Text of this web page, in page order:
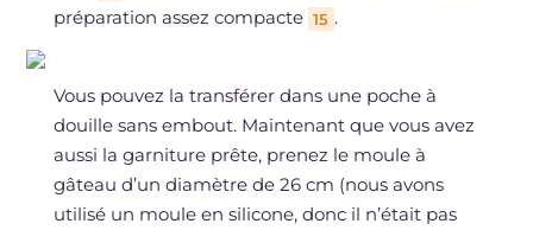
préparation assez compacte 15 .
Vous pouvez la transférer dans une poche à
douille sans embout. Maintenant que vous avez
aussi la garniture prête, prenez le moule à
gâteau d’un diamètre de 26 cm (nous avons
utilisé un moule en silicone, donc il n’était pas